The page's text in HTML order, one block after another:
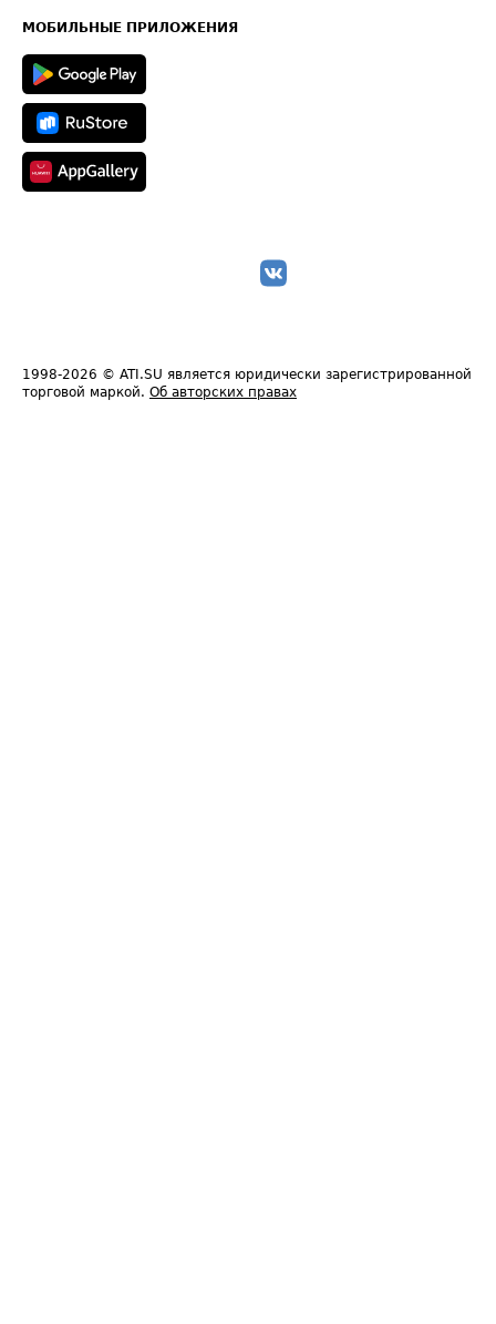
Техническая информация
МОБИЛЬНЫЕ ПРИЛОЖЕНИЯ
1998-2026 © ATI.SU является юридически зарегистрированной
торговой маркой. Об авторских правах